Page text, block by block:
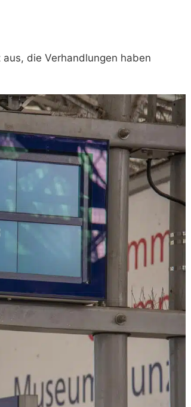
die Verhandlungen haben